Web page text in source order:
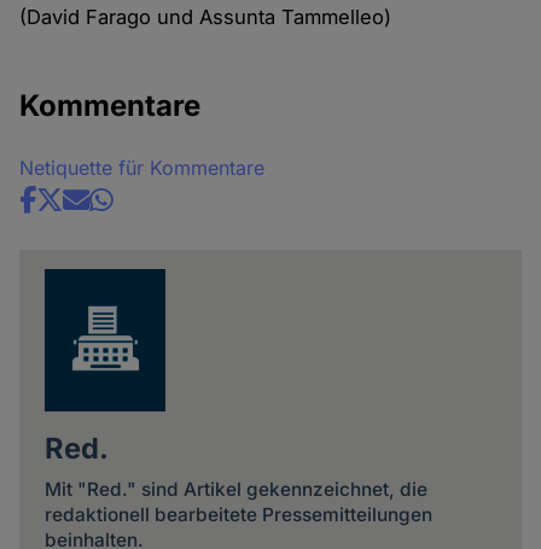
(David Farago und Assunta Tammelleo)
Kommentare
Netiquette für Kommentare
Share
Red.
Mit "Red." sind Artikel gekennzeichnet, die
redaktionell bearbeitete Pressemitteilungen
beinhalten.